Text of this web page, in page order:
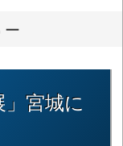
ー
宮城に